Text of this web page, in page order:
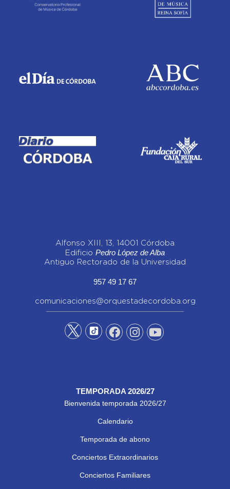
Alfonso XIII, 13, 14001 Córdoba
Edificio Pedro López de Alba
Antiguo Rectorado de la Universidad
957 49 17 67
comunicaciones@orquestadecordoba.org
TEMPORADA 2026/27
Bienvenida temporada 2026/27
Calendario
Temporada de abono
Conciertos Extraordinarios
Conciertos Familiares